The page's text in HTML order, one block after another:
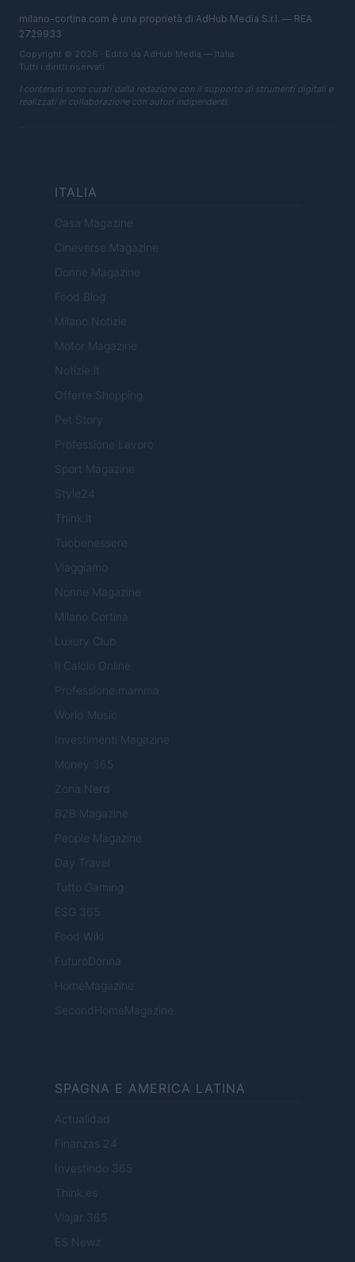
milano-cortina.com è una proprietà di AdHub Media S.r.l. — REA
2729933
Copyright © 2026 · Edito da AdHub Media — Italia
Tutti i diritti riservati
I contenuti sono curati dalla redazione con il supporto di strumenti digitali e
realizzati in collaborazione con autori indipendenti.
ITALIA
Casa Magazine
Cineverse Magazine
Donne Magazine
Food Blog
Milano Notizie
Motor Magazine
Notizie.it
Offerte Shopping
Pet Story
Professione Lavoro
Sport Magazine
Style24
Think.it
Tuobenessere
Viaggiamo
Nonne Magazine
Milano Cortina
Luxury Club
Il Calcio Online
Professione mamma
World Music
Investimenti Magazine
Money 365
Zona Nerd
B2B Magazine
People Magazine
Day Travel
Tutto Gaming
ESG 365
Food Wiki
FuturoDonna
HomeMagazine
SecondHomeMagazine
SPAGNA E AMERICA LATINA
Actualidad
Finanzas 24
Investindo 365
Think.es
Viajar 365
ES Newz